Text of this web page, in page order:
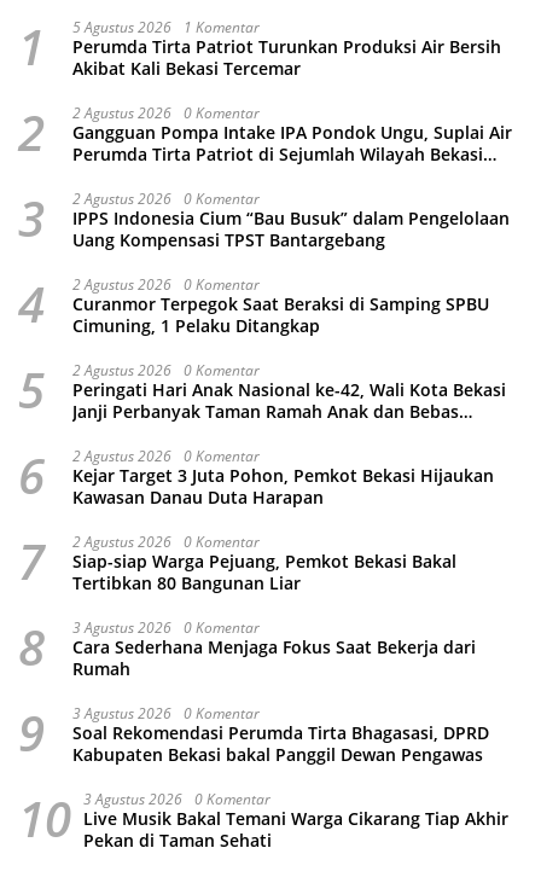
1 5 Agustus 2026 1 Komentar
Perumda Tirta Patriot Turunkan Produksi Air Bersih
Akibat Kali Bekasi Tercemar
2 2 Agustus 2026 0 Komentar
Gangguan Pompa Intake IPA Pondok Ungu, Suplai Air
Perumda Tirta Patriot di Sejumlah Wilayah Bekasi
3 2 Agustus 2026 0 Komentar
IPPS Indonesia Cium “Bau Busuk” dalam Pengelolaan
Uang Kompensasi TPST Bantargebang
4 2 Agustus 2026 0 Komentar
Curanmor Terpegok Saat Beraksi di Samping SPBU
Cimuning, 1 Pelaku Ditangkap
5 2 Agustus 2026 0 Komentar
Peringati Hari Anak Nasional ke-42, Wali Kota Bekasi
Janji Perbanyak Taman Ramah Anak dan Bebas
6 2 Agustus 2026 0 Komentar
Kejar Target 3 Juta Pohon, Pemkot Bekasi Hijaukan
Kawasan Danau Duta Harapan
7 2 Agustus 2026 0 Komentar
Siap-siap Warga Pejuang, Pemkot Bekasi Bakal
Tertibkan 80 Bangunan Liar
8 3 Agustus 2026 0 Komentar
Cara Sederhana Menjaga Fokus Saat Bekerja dari
Rumah
9 3 Agustus 2026 0 Komentar
Soal Rekomendasi Perumda Tirta Bhagasasi, DPRD
Kabupaten Bekasi bakal Panggil Dewan Pengawas
10 3 Agustus 2026 0 Komentar
Live Musik Bakal Temani Warga Cikarang Tiap Akhir
Pekan di Taman Sehati